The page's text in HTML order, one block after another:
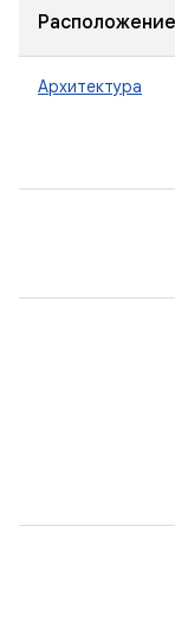
Расположение
Архитектура